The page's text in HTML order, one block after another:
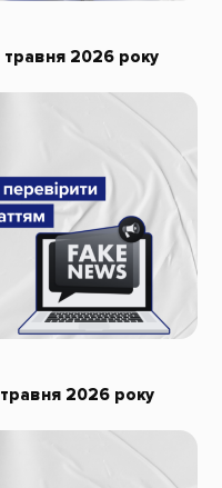
2026 року
2026 року